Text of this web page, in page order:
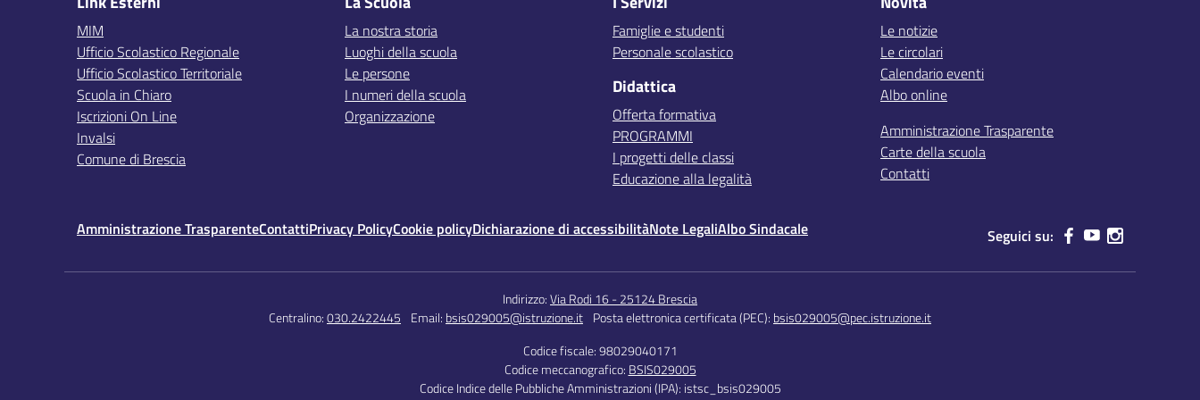
MIM
Ufficio Scolastico Regionale
Ufficio Scolastico Territoriale
Scuola in Chiaro
Iscrizioni On Line
Invalsi
Comune di Brescia
La nostra storia
Luoghi della scuola
Le persone
I numeri della scuola
Organizzazione
Famiglie e studenti
Personale scolastico
Didattica
Offerta formativa
PROGRAMMI
I progetti delle classi
Educazione alla legalità
Le notizie
Le circolari
Calendario eventi
Albo online
Amministrazione Trasparente
Carte della scuola
Contatti
Amministrazione TrasparenteContattiPrivacy PolicyCookie policyDichiarazione di accessibilitàNote LegaliAlbo Sindacale Seguici su:
Indirizzo:Via Rodi 16 - 25124 Brescia
Centralino:030.2422445 Email: bsis029005@istruzione.it Posta elettronica certificata (PEC): bsis029005@pec.istruzione.it
Codice fiscale: 98029040171
Codice meccanografico: BSIS029005
Codice Indice delle Pubbliche Amministrazioni (IPA): istsc_bsis029005